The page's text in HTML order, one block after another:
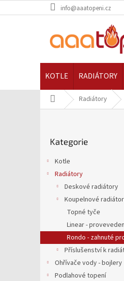
na
info@aaatopeni.cz
KOTLE RADIÁTORY
Domů Radiátory
n
e
kategorie
Kategorie
Kotle
Radiátory
Deskové radiátory
Koupelnové
Topné tyče
Linear -
Rondo - zahnuté
Příslušenství k
Ohřívače vody - bojlery
Podlahové topení